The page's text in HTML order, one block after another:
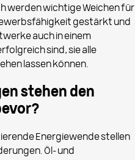
werden wichtige Weichen für
gestärkt und
auch in einem
sind, sie alle
lassen können.
stehen den
Energiewende stellen
Öl- und